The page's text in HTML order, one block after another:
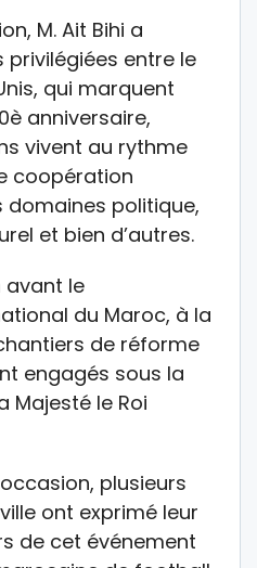
M. Ait Bihi a
privilégiées entre le
qui marquent
anniversaire,
vivent au rythme
coopération
domaines politique,
et bien d’autres.
avant le
du Maroc, à la
de réforme
engagés sous la
Majesté le Roi
plusieurs
ont exprimé leur
de cet événement